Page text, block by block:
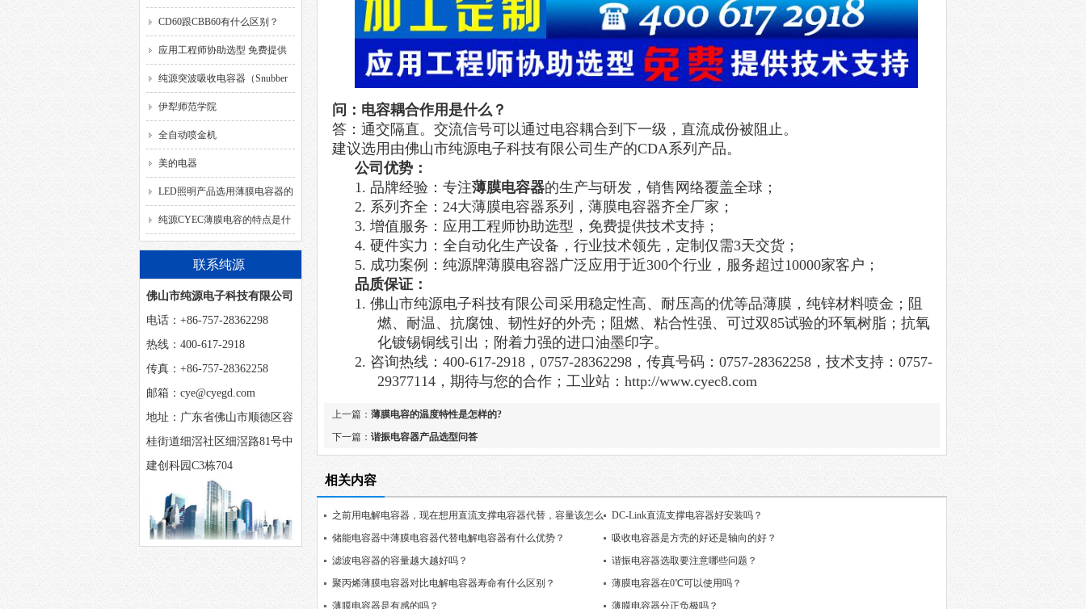
CD60跟CBB60有什么区别？
应用工程师协助选型 免费提供
解决方案
纯源突波吸收电容器（Snubber
Capacitor）
伊犁师范学院
全自动喷金机
美的电器
LED照明产品选用薄膜电容器的
要求
纯源CYEC薄膜电容的特点是什
么？
联系纯源
佛山市纯源电子科技有限公司
电话：+86-757-28362298
热线：400-617-2918
传真：+86-757-28362258
邮箱：cye@cyegd.com
地址：广东省佛山市顺德区容
桂街道细滘社区细滘路81号中
建创科园C3栋704
问： 电容耦合作用是什么 ？
答： 通交隔直。交流信号可以通过电容耦合到下一级，直流成份被阻止。
建议选用由佛山市纯源电子科技有限公司生产的CDA系列产品。
公司优势：
1. 品牌经验：专注薄膜电容器的生产与研发，销售网络覆盖全球；
2. 系列齐全：24大薄膜电容器系列，薄膜电容器齐全厂家；
3. 增值服务：应用工程师协助选型，免费提供技术支持；
4. 硬件实力：全自动化生产设备，行业技术领先，定制仅需3天交货；
5. 成功案例：纯源牌薄膜电容器广泛应用于近300个行业，服务超过10000家客户；
品质保证：
1. 佛山市纯源电子科技有限公司采用稳定性高、耐压高的优等品薄膜，纯锌材料喷金；阻
燃、耐温、抗腐蚀、韧性好的外壳；阻燃、粘合性强、可过双85试验的环氧树脂；抗氧
化镀锡铜线引出；附着力强的进口油墨印字。
2. 咨询热线：400-617-2918，0757-28362298，传真号码：0757-28362258，技术支持：0757-
29377114，期待与您的合作；工业站： http://www.cyec8.com
上一篇： 薄膜电容的温度特性是怎样的?
下一篇： 谐振电容器产品选型问答
相关内容
之前用电解电容器，现在想用直流支撑电容器代替，容量该怎么
选择？
DC-Link直流支撑电容器好安装吗？
储能电容器中薄膜电容器代替电解电容器有什么优势？
吸收电容器是方壳的好还是轴向的好？
滤波电容器的容量越大越好吗？
谐振电容器选取要注意哪些问题？
聚丙烯薄膜电容器对比电解电容器寿命有什么区别？
薄膜电容器在0℃可以使用吗？
薄膜电容器是有感的吗？
薄膜电容器分正负极吗？